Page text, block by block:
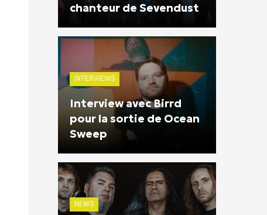
chanteur de Sevendust
INTERVIEWS
Interview avec Birrd
pour la sortie de Ocean
Sweep
NEWS